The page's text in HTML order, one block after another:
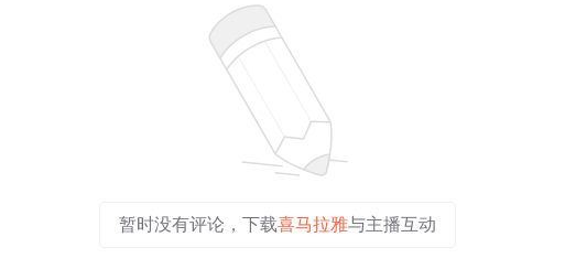
暂时没有评论，下载喜马拉雅与主播互动